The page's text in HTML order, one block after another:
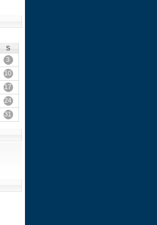
S
3
10
17
24
31